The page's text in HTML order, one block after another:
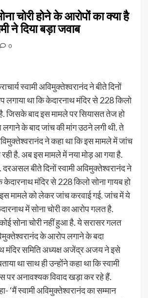
चोरी होने के आरोपों का क्या है
ने दिया बड़ा जवाब
0
स्वामी अविमुक्तेश्वरानंद ने बीते दिनों
था कि केदारनाथ मंदिर से 228 किलो
है. जिसके बाद इस मामले पर सियासत तेज हो
के बाद जांच की मांग उठने लगी थी. ते
ने कहा था कि इस मामले में जांच
रही है. अब इस मामले में नया मोड़ आ गया है.
बीते दिनों स्वामी अविमुक्तेश्वरानंद ने
केदारनाथ मंदिर से 228 किलो सोना गायब हो
मामले को लेकर जांच करवाई गई. जांच में ये
में सोना चोरी का आरोप गलत है.
सोना चोरी नहीं हुआ है. ये सरासर गलत
के आरोप लगाने के बदा
मंदिर समिति अध्यक्ष अजेंद्र अजय ने इसे
था साथ ही उन्होंने कहा था कि स्वामी
पर अनावश्यक विवाद खड़ा कर रहे हैं.
स्वामी अविमुक्तेश्वरानंद का सम्मान